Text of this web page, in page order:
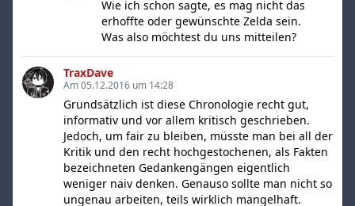
Wie ich schon sagte, es mag nicht das
erhoffte oder gewünschte Zelda sein.
Was also möchtest du uns mitteilen?
TraxDave
Am 05.12.2016 um 14:28
Grundsätzlich ist diese Chronologie recht gut,
informativ und vor allem kritisch geschrieben.
Jedoch, um fair zu bleiben, müsste man bei all der
Kritik und den recht hochgestochenen, als Fakten
bezeichneten Gedankengängen eigentlich
weniger naiv denken. Genauso sollte man nicht so
ungenau arbeiten, teils wirklich mangelhaft.